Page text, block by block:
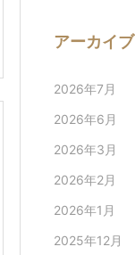
アーカイブ
2026年7月
2026年6月
2026年3月
2026年2月
2026年1月
2025年12月